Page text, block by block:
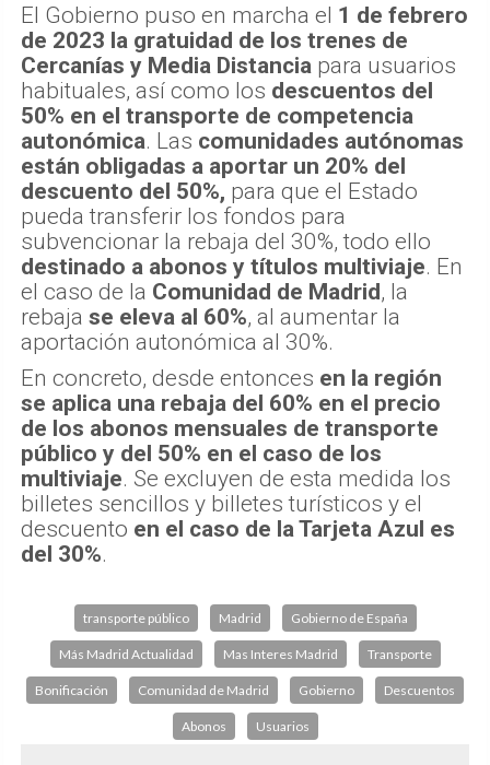
El Gobierno puso en marcha el 1 de febrero
de 2023 la gratuidad de los trenes de
Cercanías y Media Distancia para usuarios
habituales, así como los descuentos del
50% en el transporte de competencia
autonómica. Las comunidades autónomas
están obligadas a aportar un 20% del
descuento del 50%, para que el Estado
pueda transferir los fondos para
subvencionar la rebaja del 30%, todo ello
destinado a abonos y títulos multiviaje. En
el caso de la Comunidad de Madrid, la
rebaja se eleva al 60%, al aumentar la
aportación autonómica al 30%.
En concreto, desde entonces en la región
se aplica una rebaja del 60% en el precio
de los abonos mensuales de transporte
público y del 50% en el caso de los
multiviaje. Se excluyen de esta medida los
billetes sencillos y billetes turísticos y el
descuento en el caso de la Tarjeta Azul es
del 30%.
transporte público Madrid Gobierno de España
Más Madrid Actualidad Mas Interes Madrid Transporte
Bonificación Comunidad de Madrid Gobierno Descuentos
Abonos Usuarios